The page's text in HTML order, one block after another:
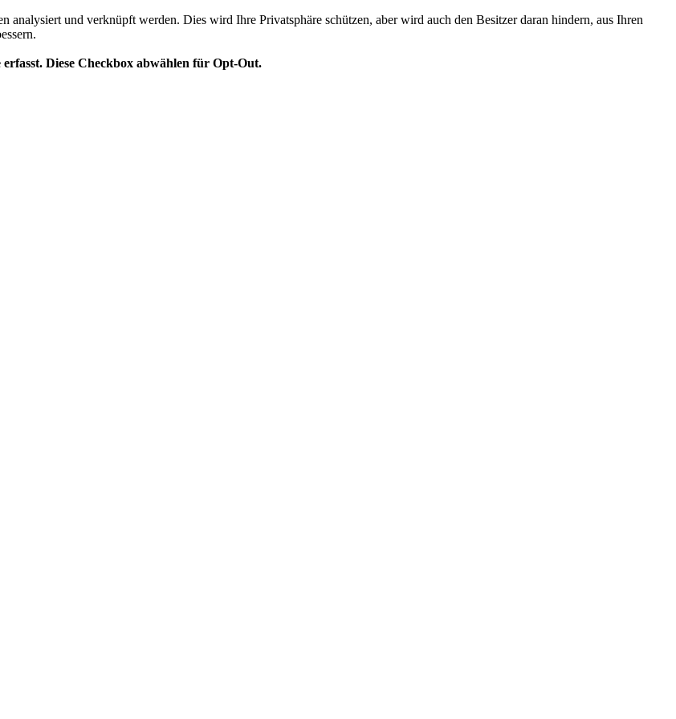
und verknüpft werden. Dies wird Ihre Privatsphäre schützen, aber wird auch den Besitzer daran hindern, aus Ihren
Diese Checkbox abwählen für Opt-Out.